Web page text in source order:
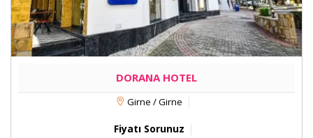
DORANA HOTEL
Girne / Girne
Fiyatı Sorunuz